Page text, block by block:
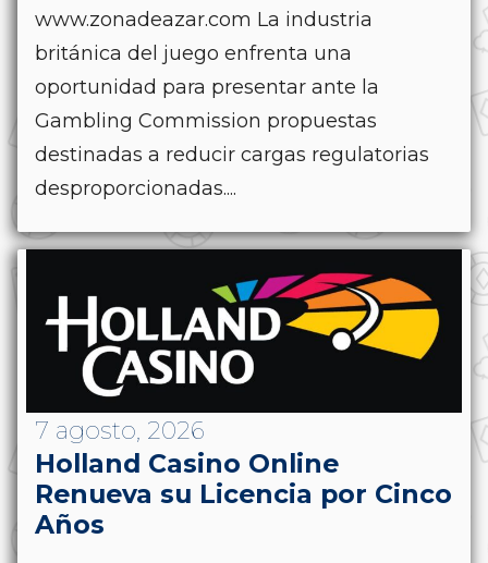
www.zonadeazar.com La industria
británica del juego enfrenta una
oportunidad para presentar ante la
Gambling Commission propuestas
destinadas a reducir cargas regulatorias
desproporcionadas....
7 agosto, 2026
Holland Casino Online
Renueva su Licencia por Cinco
Años